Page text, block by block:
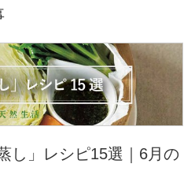
し」レシピ15選｜6月の